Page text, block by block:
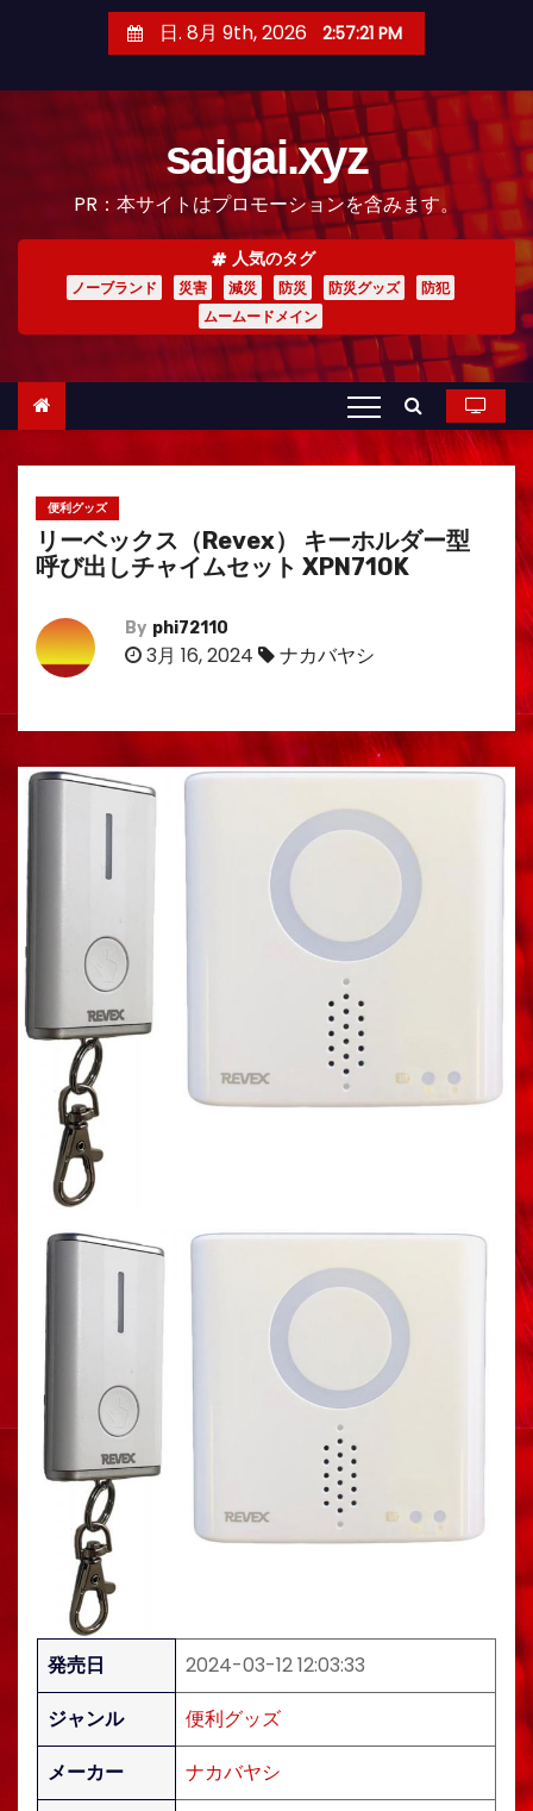
日. 8月 9th, 2026 2:57:22 PM
saigai.xyz
PR：本サイトはプロモーションを含みます。
人気のタグ
ノーブランド 災害 減災 防災 防災グッズ
防犯
ムームードメイン
便利グッズ
リーベックス（Revex） キーホルダー型
呼び出しチャイムセット XPN710K
By phi72110
3月 16, 2024 ナカバヤシ
発売日
2024-03-12 12:03:33
ジャンル
便利グッズ
メーカー
ナカバヤシ